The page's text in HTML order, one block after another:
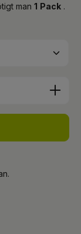
man 1 Pack.